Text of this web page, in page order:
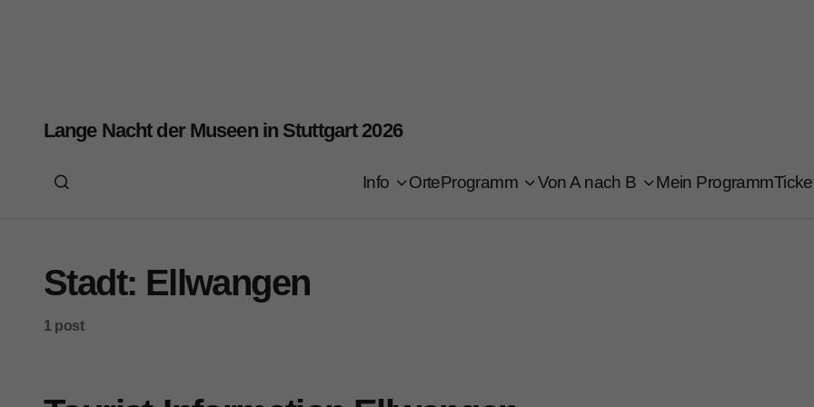
Lange Nacht der Museen in Stuttgart 2026
Info OrteProgramm Von A nach B Mein Programm
Stadt: Ellwangen
1 post